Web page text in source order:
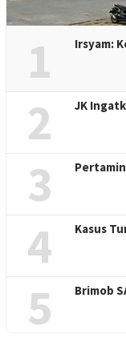
1 Irsyam:
2 JK
3
4 Kasus
5 Brimob